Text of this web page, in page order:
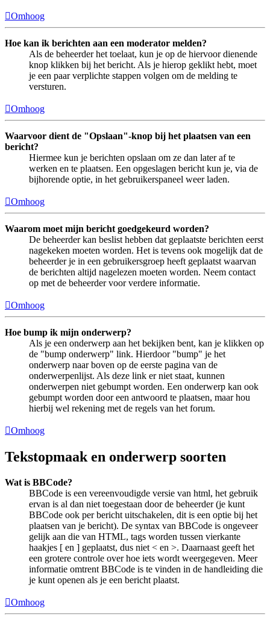
Omhoog
Hoe kan ik berichten aan een moderator melden?
Als de beheerder het toelaat, kun je op de hiervoor dienende
knop klikken bij het bericht. Als je hierop geklikt hebt, moet
je een paar verplichte stappen volgen om de melding te
versturen.
Omhoog
Waarvoor dient de "Opslaan"-knop bij het plaatsen van een
bericht?
Hiermee kun je berichten opslaan om ze dan later af te
werken en te plaatsen. Een opgeslagen bericht kun je, via de
bijhorende optie, in het gebruikerspaneel weer laden.
Omhoog
Waarom moet mijn bericht goedgekeurd worden?
De beheerder kan beslist hebben dat geplaatste berichten eerst
nagekeken moeten worden. Het is tevens ook mogelijk dat de
beheerder je in een gebruikersgroep heeft geplaatst waarvan
de berichten altijd nagelezen moeten worden. Neem contact
op met de beheerder voor verdere informatie.
Omhoog
Hoe bump ik mijn onderwerp?
Als je een onderwerp aan het bekijken bent, kan je klikken op
de "bump onderwerp" link. Hierdoor "bump" je het
onderwerp naar boven op de eerste pagina van de
onderwerpenlijst. Als deze link er niet staat, kunnen
onderwerpen niet gebumpt worden. Een onderwerp kan ook
gebumpt worden door een antwoord te plaatsen, maar hou
hierbij wel rekening met de regels van het forum.
Omhoog
Tekstopmaak en onderwerp soorten
Wat is BBCode?
BBCode is een vereenvoudigde versie van html, het gebruik
ervan is al dan niet toegestaan door de beheerder (je kunt
BBCode ook per bericht uitschakelen, dit is een optie bij het
plaatsen van je bericht). De syntax van BBCode is ongeveer
gelijk aan die van HTML, tags worden tussen vierkante
haakjes [ en ] geplaatst, dus niet < en >. Daarnaast geeft het
een grotere controle over hoe iets wordt weergegeven. Meer
informatie omtrent BBCode is te vinden in de handleiding die
je kunt openen als je een bericht plaatst.
Omhoog